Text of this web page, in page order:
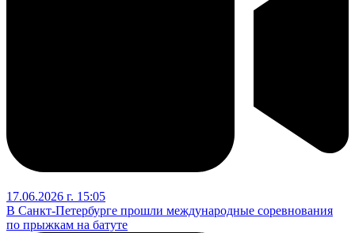
17.06.2026 г. 15:05
В Санкт-Петербурге прошли международные соревнования
по прыжкам на батуте